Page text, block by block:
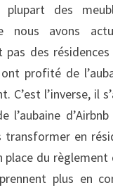
plupart des
nous avons
des
profité de
C’est l’inverse, il
l’aubaine
en
place du
plus en